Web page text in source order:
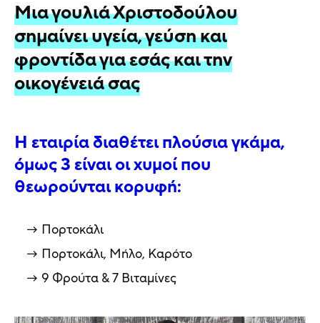
Μια γουλιά Χριστοδούλου
σημαίνει υγεία, γεύση και
φροντίδα για εσάς και την
οικογένειά σας
Η εταιρία διαθέτει πλούσια γκάμα,
όμως 3 είναι οι χυμοί που
θεωρούνται κορυφή:
Πορτοκάλι
Πορτοκάλι, Μήλο, Καρότο
9 Φρούτα & 7 Βιταμίνες